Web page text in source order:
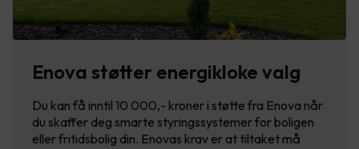
Enova støtter energikloke valg
Du kan få inntil 10 000,- kroner i støtte fra Enova når
du skaffer deg smarte styringssystemer for boligen
eller fritidsbolig din. Enovas krav er at tiltaket må